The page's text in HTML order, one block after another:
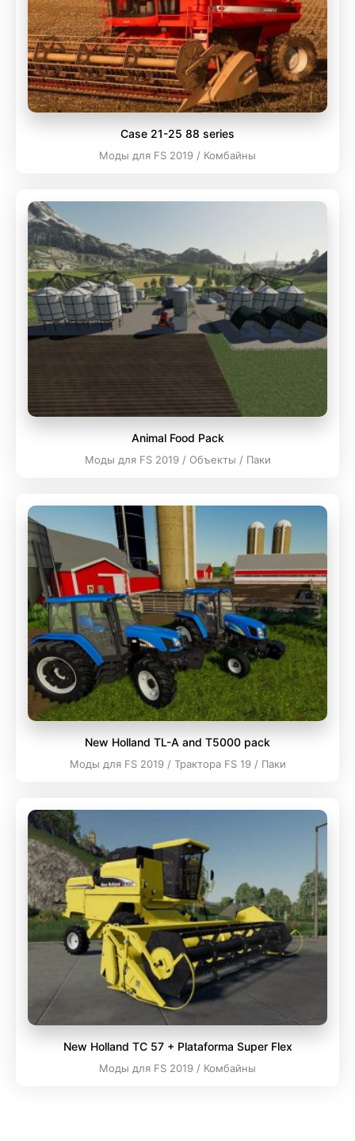
Case 21-25 88 series
Моды для FS 2019 / Комбайны
Animal Food Pack
Моды для FS 2019 / Объекты / Паки
New Holland TL-A and T5000 pack
Моды для FS 2019 / Трактора FS 19 / Паки
New Holland TC 57 + Plataforma Super Flex
Моды для FS 2019 / Комбайны